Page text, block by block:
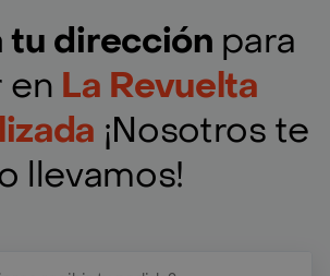
tu dirección para
en La Revuelta
¡Nosotros te
llevamos!